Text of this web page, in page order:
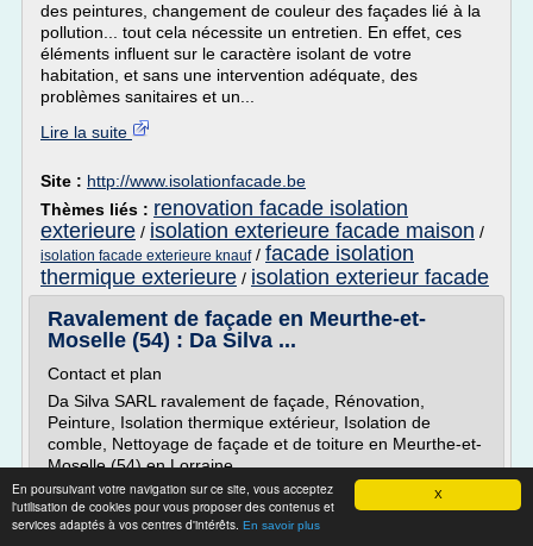
X
En poursuivant votre navigation sur ce site, vous acceptez
l'utilisation de cookies pour vous proposer des contenus et
services adaptés à vos centres d'intérêts. En savoir plus
des peintures, changement de couleur des façades lié à la
pollution... tout cela nécessite un entretien. En effet, ces
éléments influent sur le caractère isolant de votre
habitation, et sans une intervention adéquate, des
problèmes sanitaires et un...
Lire la suite
Site : http://www.isolationfacade.be
Thèmes liés : renovation facade isolation
exterieure / isolation exterieure facade maison /
isolation facade exterieure knauf/ facade isolation
thermique exterieure / isolation exterieur facade
Ravalement de façade en Meurthe-et-
Moselle (54) : Da Silva ...
Contact et plan
Da Silva SARL ravalement de façade, Rénovation,
Peinture, Isolation thermique extérieur, Isolation de
comble, Nettoyage de façade et de toiture en Meurthe-et-
Moselle (54) en Lorraine.
Située à Champenoux en Meurthe-et-Moselle (54), entre
Château Salin et Nancy, DA SILVA SARL est à votre
service depuis plus de 20 ans.